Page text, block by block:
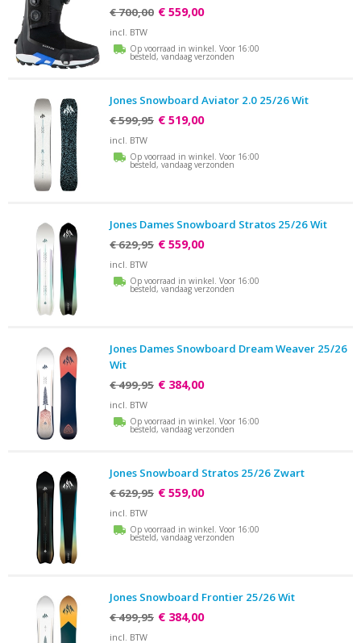
€ 700,00 € 559,00
incl. BTW
Op voorraad in winkel. Voor 16:00
besteld, vandaag verzonden
Jones Snowboard Aviator 2.0 25/26 Wit
€ 599,95 € 519,00
incl. BTW
Op voorraad in winkel. Voor 16:00
besteld, vandaag verzonden
Jones Dames Snowboard Stratos 25/26 Wit
€ 629,95 € 559,00
incl. BTW
Op voorraad in winkel. Voor 16:00
besteld, vandaag verzonden
Jones Dames Snowboard Dream Weaver 25/26
Wit
€ 499,95 € 384,00
incl. BTW
Op voorraad in winkel. Voor 16:00
besteld, vandaag verzonden
Jones Snowboard Stratos 25/26 Zwart
€ 629,95 € 559,00
incl. BTW
Op voorraad in winkel. Voor 16:00
besteld, vandaag verzonden
Jones Snowboard Frontier 25/26 Wit
€ 499,95 € 384,00
incl. BTW